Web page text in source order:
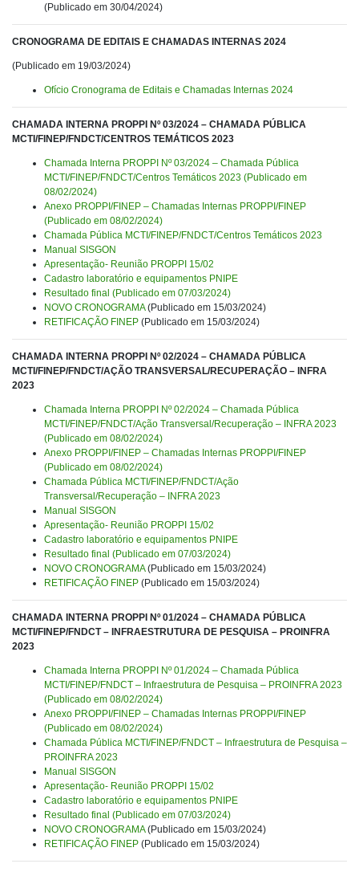
(Publicado em 30/04/2024)
CRONOGRAMA DE EDITAIS E CHAMADAS INTERNAS 2024
(Publicado em 19/03/2024)
Ofício Cronograma de Editais e Chamadas Internas 2024
CHAMADA INTERNA PROPPI Nº 03/2024 – CHAMADA PÚBLICA
MCTI/FINEP/FNDCT/CENTROS TEMÁTICOS 2023
Chamada Interna PROPPI Nº 03/2024 – Chamada Pública
MCTI/FINEP/FNDCT/Centros Temáticos 2023 (Publicado em
08/02/2024)
Anexo PROPPI/FINEP – Chamadas Internas PROPPI/FINEP
(Publicado em 08/02/2024)
Chamada Pública MCTI/FINEP/FNDCT/Centros Temáticos 2023
Manual SISGON
Apresentação- Reunião PROPPI 15/02
Cadastro laboratório e equipamentos PNIPE
Resultado final (Publicado em 07/03/2024)
NOVO CRONOGRAMA(Publicado em 15/03/2024)
RETIFICAÇÃO FINEP (Publicado em 15/03/2024)
CHAMADA INTERNA PROPPI Nº 02/2024 – CHAMADA PÚBLICA
MCTI/FINEP/FNDCT/AÇÃO TRANSVERSAL/RECUPERAÇÃO – INFRA
2023
Chamada Interna PROPPI Nº 02/2024 – Chamada Pública
MCTI/FINEP/FNDCT/Ação Transversal/Recuperação – INFRA 2023
(Publicado em 08/02/2024)
Anexo PROPPI/FINEP – Chamadas Internas PROPPI/FINEP
(Publicado em 08/02/2024)
Chamada Pública MCTI/FINEP/FNDCT/Ação
Transversal/Recuperação – INFRA 2023
Manual SISGON
Apresentação- Reunião PROPPI 15/02
Cadastro laboratório e equipamentos PNIPE
Resultado final (Publicado em 07/03/2024)
NOVO CRONOGRAMA(Publicado em 15/03/2024)
RETIFICAÇÃO FINEP (Publicado em 15/03/2024)
CHAMADA INTERNA PROPPI Nº 01/2024 – CHAMADA PÚBLICA
MCTI/FINEP/FNDCT – INFRAESTRUTURA DE PESQUISA – PROINFRA
2023
Chamada Interna PROPPI Nº 01/2024 – Chamada Pública
MCTI/FINEP/FNDCT – Infraestrutura de Pesquisa – PROINFRA 2023
(Publicado em 08/02/2024)
Anexo PROPPI/FINEP – Chamadas Internas PROPPI/FINEP
(Publicado em 08/02/2024)
Chamada Pública MCTI/FINEP/FNDCT – Infraestrutura de Pesquisa –
PROINFRA 2023
Manual SISGON
Apresentação- Reunião PROPPI 15/02
Cadastro laboratório e equipamentos PNIPE
Resultado final (Publicado em 07/03/2024)
NOVO CRONOGRAMA(Publicado em 15/03/2024)
RETIFICAÇÃO FINEP (Publicado em 15/03/2024)